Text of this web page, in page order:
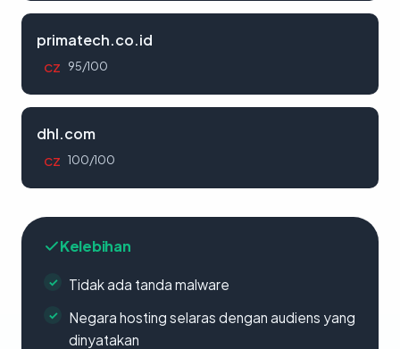
primatech.co.id
CZ 95/100
dhl.com
CZ 100/100
Kelebihan
Tidak ada tanda malware
Negara hosting selaras dengan audiens yang
dinyatakan